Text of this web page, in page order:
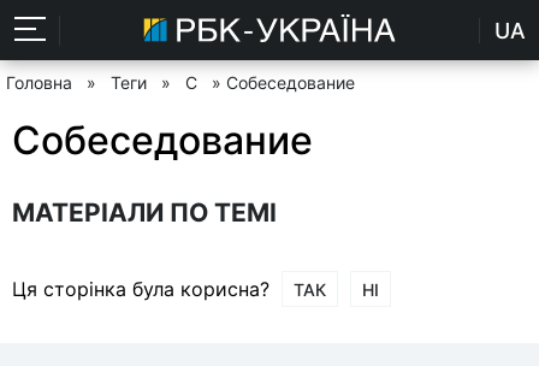
UA
Головна » Теги » С » Собеседование
Собеседование
МАТЕРІАЛИ ПО ТЕМІ
Ця сторінка була корисна? ТАК НІ